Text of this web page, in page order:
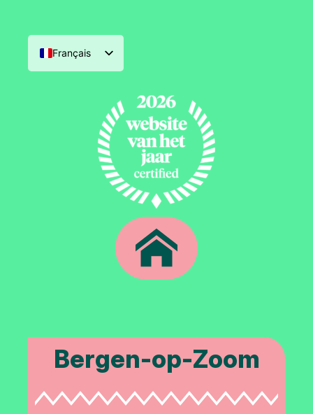
Français
Nederlands
Bergen-op-Zoom